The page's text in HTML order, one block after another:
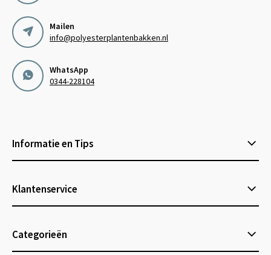
Mailen
info@polyesterplantenbakken.nl
WhatsApp
0344-228104
Informatie en Tips
Klantenservice
Categorieën